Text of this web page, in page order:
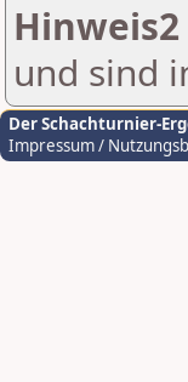
Hinweis2
und sind
Der Schachturnier-
Impressum /